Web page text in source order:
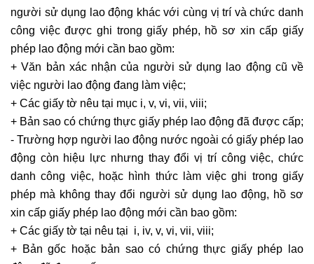
người sử dụng lao động khác với cùng vị trí và chức danh
công việc được ghi trong giấy phép, hồ sơ xin cấp giấy
phép lao động mới cần bao gồm:
+ Văn bản xác nhận của người sử dụng lao động cũ về
việc người lao động đang làm việc;
+ Các giấy tờ nêu tại mục i, v, vi, vii, viii;
+ Bản sao có chứng thực giấy phép lao động đã được cấp;
- Trường hợp người lao động nước ngoài có giấy phép lao
động còn hiệu lực nhưng thay đổi vị trí công việc, chức
danh công việc, hoặc hình thức làm việc ghi trong giấy
phép mà không thay đổi người sử dụng lao động, hồ sơ
xin cấp giấy phép lao động mới cần bao gồm:
+ Các giấy tờ tại nêu tại i, iv, v, vi, vii, viii;
+ Bản gốc hoặc bản sao có chứng thực giấy phép lao